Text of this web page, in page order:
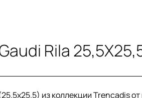
Rila
из коллекции Trencadis